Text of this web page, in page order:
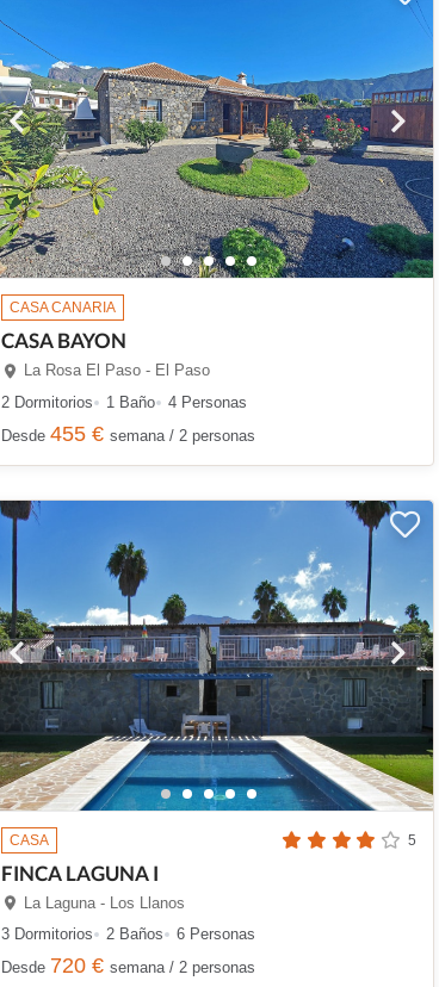
CASA CANARIA
CASA BAYON
La Rosa El Paso - El Paso
2 Dormitorios
1 Baño
4 Personas
Desde 455 € semana / 2 personas
CASA 5
FINCA LAGUNA I
La Laguna - Los Llanos
3 Dormitorios
2 Baños
6 Personas
Desde 720 € semana / 2 personas